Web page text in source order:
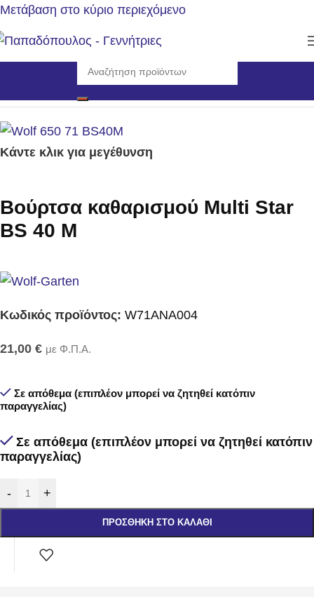
Μετάβαση στο κύριο περιεχόμενο
Αρχική σελίδα/Εργαλεία/Εργαλεία Χειρός
Κάντε κλικ για μεγέθυνση
Βούρτσα καθαρισμού Multi Star
BS 40 M
Κωδικός προϊόντος: W71ANA004
21,00 € με Φ.Π.Α.
Σε απόθεμα (επιπλέον μπορεί να ζητηθεί κατόπιν
παραγγελίας)
Σε απόθεμα (επιπλέον μπορεί να ζητηθεί κατόπιν
παραγγελίας)
- +
ΠΡΟΣΘΉΚΗ ΣΤΟ ΚΑΛΆΘΙ